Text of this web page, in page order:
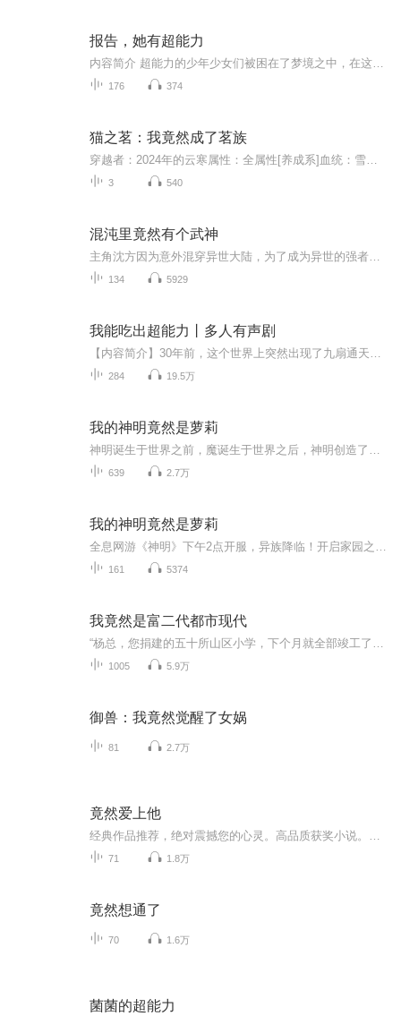
报告，她有超能力
176 374
猫之茗：我竟然成了茗族
3 540
混沌里竟然有个武神
134 5929
我能吃出超能力丨多人有声剧
284 19.5万
我的神明竟然是萝莉
639 2.7万
我的神明竟然是萝莉
161 5374
我竟然是富二代都市现代
1005 5.9万
御兽：我竟然觉醒了女娲
81 2.7万
竟然爱上他
71 1.8万
竟然想通了
70 1.6万
菌菌的超能力